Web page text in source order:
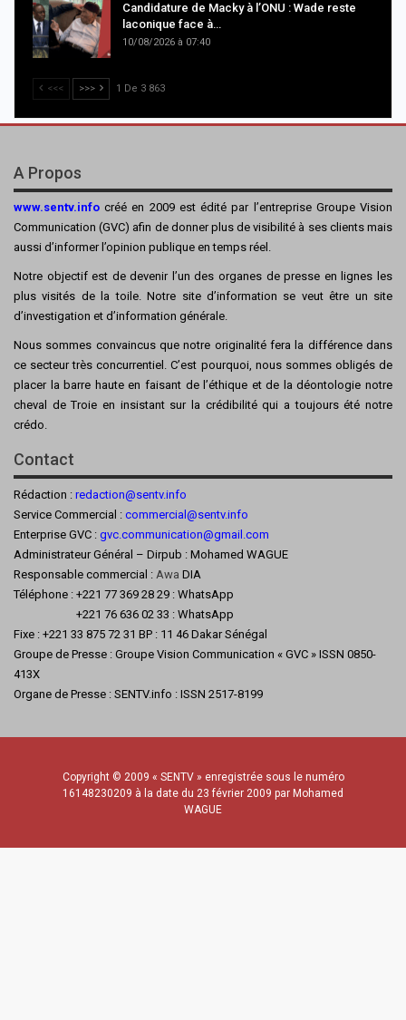
Candidature de Macky à l’ONU : Wade reste
laconique face à…
10/08/2026 à 07:40
<<< >>> 1 De 3 863
A Propos
www.sentv.info créé en 2009 est édité par l’entreprise Groupe Vision
Communication (GVC) afin de donner plus de visibilité à ses clients mais
aussi d’informer l’opinion publique en temps réel.
Notre objectif est de devenir l’un des organes de presse en lignes les
plus visités de la toile. Notre site d’information se veut être un site
d’investigation et d’information générale.
Nous sommes convaincus que notre originalité fera la différence dans
ce secteur très concurrentiel. C’est pourquoi, nous sommes obligés de
placer la barre haute en faisant de l’éthique et de la déontologie notre
cheval de Troie en insistant sur la crédibilité qui a toujours été notre
crédo.
Contact
Rédaction : redaction@sentv.info
Service Commercial : commercial@sentv.info
Enterprise GVC : gvc.communication@gmail.com
Administrateur Général – Dirpub : Mohamed WAGUE
Responsable commercial : Awa DIA
Téléphone : +221 77 369 28 29 : WhatsApp
+221 76 636 02 33 : WhatsApp
Fixe : +221 33 875 72 31 BP : 11 46 Dakar Sénégal
Groupe de Presse : Groupe Vision Communication « GVC » ISSN 0850-
413X
Organe de Presse : SENTV.info : ISSN 2517-8199
Copyright © 2009 « SENTV » enregistrée sous le numéro
16148230209 à la date du 23 février 2009 par Mohamed
WAGUE